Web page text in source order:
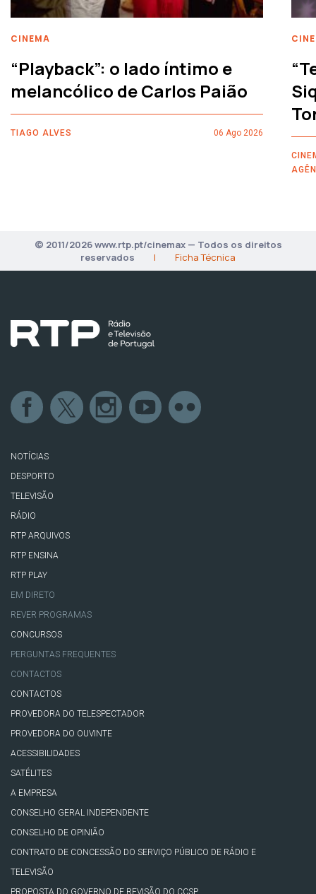
CINEMA
“Playback”: o lado íntimo e
melancólico de Carlos Paião
TIAGO ALVES 06 Ago 2026
© 2011/2026 www.rtp.pt/cinemax — Todos os direitos
reservados
| Ficha Técnica
NOTÍCIAS
DESPORTO
TELEVISÃO
RÁDIO
RTP ARQUIVOS
RTP ENSINA
RTP PLAY
EM DIRETO
REVER PROGRAMAS
CONCURSOS
PERGUNTAS FREQUENTES
CONTACTOS
CONTACTOS
PROVEDORA DO TELESPECTADOR
PROVEDORA DO OUVINTE
ACESSIBILIDADES
SATÉLITES
A EMPRESA
CONSELHO GERAL INDEPENDENTE
CONSELHO DE OPINIÃO
CONTRATO DE CONCESSÃO DO SERVIÇO PÚBLICO DE RÁDIO E
TELEVISÃO
PROPOSTA DO GOVERNO DE REVISÃO DO CCSP